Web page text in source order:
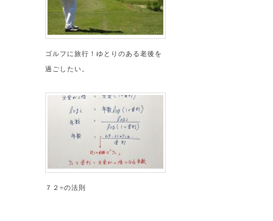
ゴルフに旅行！ゆとりのある老後を
過ごしたい。
７２÷の法則